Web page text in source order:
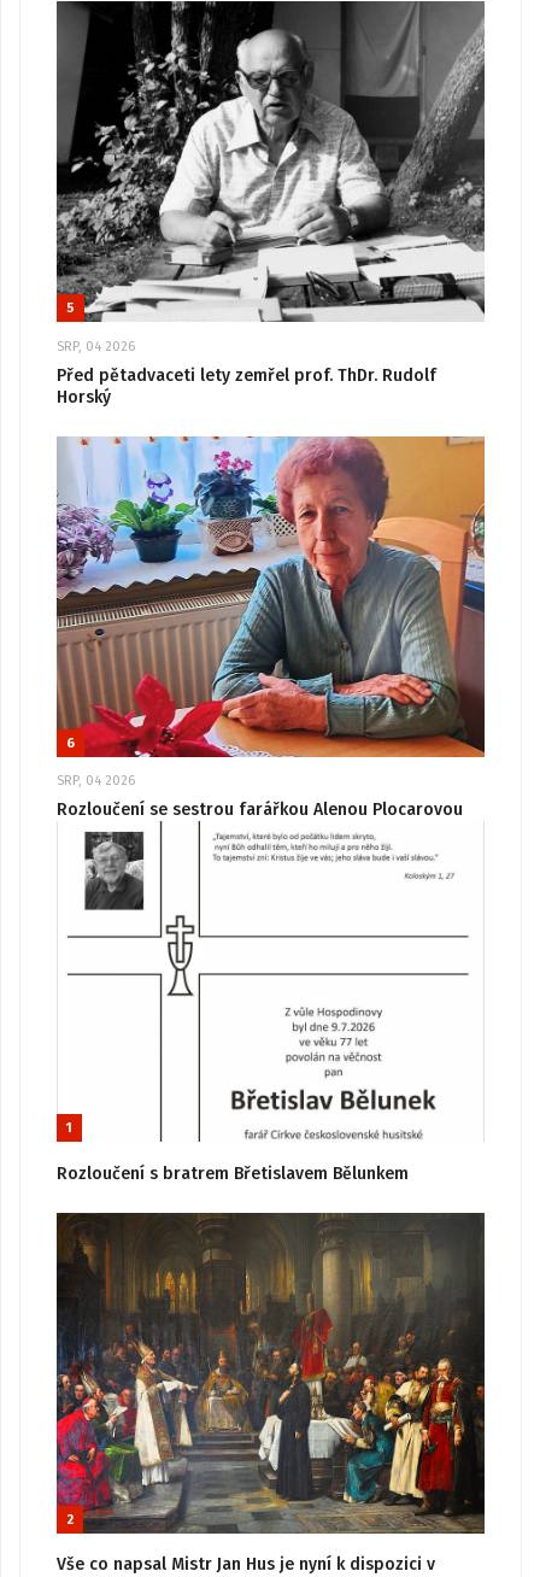
5
SRP, 04 2026
Před pětadvaceti lety zemřel prof. ThDr. Rudolf
Horský
6
SRP, 04 2026
Rozloučení se sestrou farářkou Alenou Plocarovou
1
Rozloučení s bratrem Břetislavem Bělunkem
2
Vše co napsal Mistr Jan Hus je nyní k dispozici v